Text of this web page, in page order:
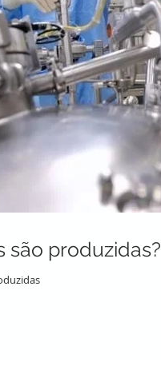
são produzidas?